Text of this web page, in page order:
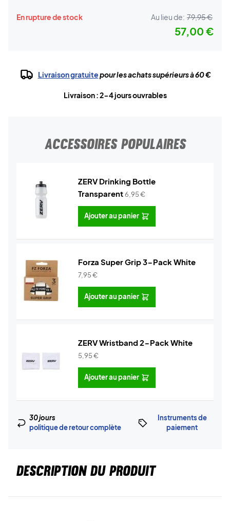
En rupture de stock Au lieu de: 79,95 €
57,00 €
Livraison gratuitepour les achats supérieurs à 60 €
Livraison : 2-4 jours ouvrables
ACCESSOIRES POPULAIRES
ZERV Drinking Bottle
Transparent6,95€
Ajouter au panier
Forza Super Grip 3-Pack White
7,95€
Ajouter au panier
ZERV Wristband 2-Pack White
5,95€
Ajouter au panier
30 jours
politique de retour complète
Instruments de
paiement
DESCRIPTION DU PRODUIT